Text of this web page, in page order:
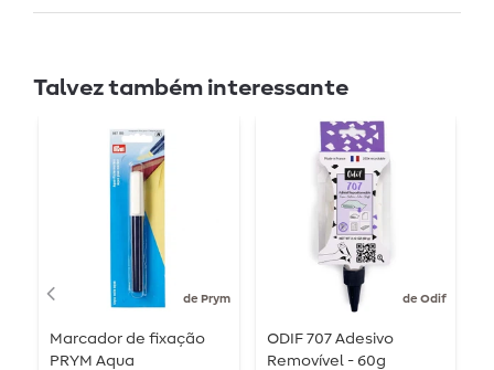
Talvez também interessante
de Prym
Marcador de fixação
PRYM Aqua
de Odif
ODIF 707 Adesivo
Removível - 60g